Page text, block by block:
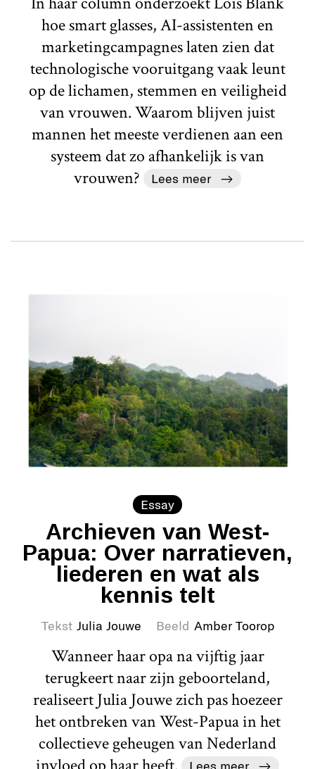
hoe smart glasses, AI-assistenten en
marketingcampagnes laten zien dat
technologische vooruitgang vaak leunt
op de lichamen, stemmen en veiligheid
van vrouwen. Waarom blijven juist
mannen het meeste verdienen aan een
systeem dat zo afhankelijk is van
vrouwen?
Lees meer
Essay
Archieven van West-
Papua: Over narratieven,
liederen en wat als
kennis telt
Tekst Julia Jouwe Beeld Amber Toorop
Wanneer haar opa na vijftig jaar
terugkeert naar zijn geboorteland,
realiseert Julia Jouwe zich pas hoezeer
het ontbreken van West-Papua in het
collectieve geheugen van Nederland
Lees meer